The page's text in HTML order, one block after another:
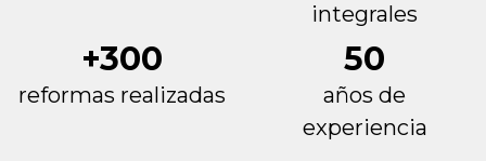
integrales
+300
reformas realizadas
50
años de
experiencia